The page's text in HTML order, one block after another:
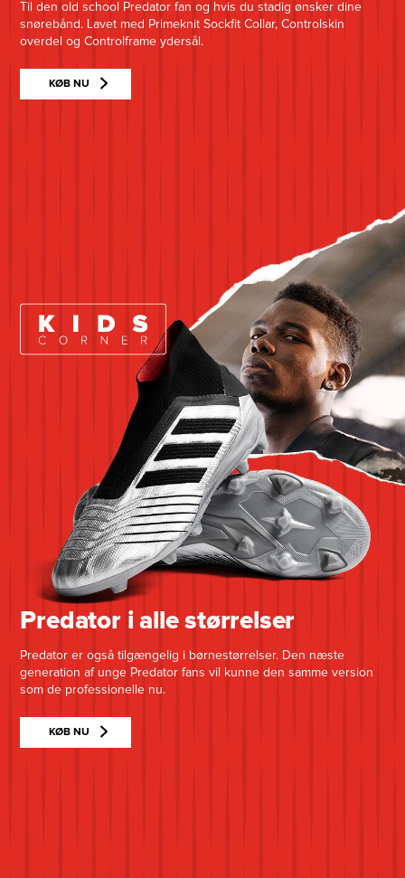
Til den old school Predator fan og hvis du stadig ønsker dine
snørebånd. Lavet med Primeknit Sockfit Collar, Controlskin
overdel og Controlframe ydersål.
KØB NU
Predator i alle størrelser
Predator er også tilgængelig i børnestørrelser. Den næste
generation af unge Predator fans vil kunne den samme version
som de professionelle nu.
KØB NU